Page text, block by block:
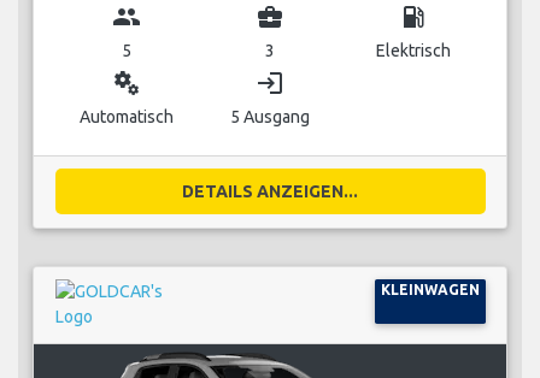
group
5
business_center
3
local_gas_station
Elektrisch
miscellaneous_services
Automatisch
login
5 Ausgang
DETAILS ANZEIGEN...
KLEINWAGEN